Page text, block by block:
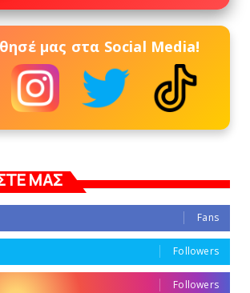
μας στα Social Media!
ΜΑΣ
Fans
Followers
Followers